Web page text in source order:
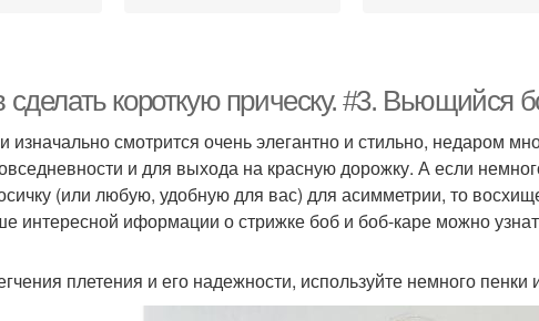
волосы
сделать короткую прическу. #3. Вьющийся
изначально смотрится очень элегантно и стильно, недаром
и для выхода на красную дорожку. А если
(или любую, удобную для вас) для асимметрии, то
интересной иформации о стрижке боб и боб-каре можно
плетения и его надежности, используйте немного пенки